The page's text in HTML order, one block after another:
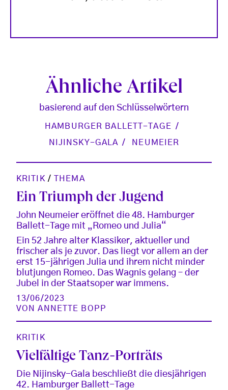
Ähnliche Artikel
basierend auf den Schlüsselwörtern
HAMBURGER BALLETT-TAGE
NIJINSKY-GALA
NEUMEIER
KRITIK / THEMA
Ein Triumph der Jugend
John Neumeier eröffnet die 48. Hamburger
Ballett-Tage mit „Romeo und Julia“
Ein 52 Jahre alter Klassiker, aktueller und
frischer als je zuvor. Das liegt vor allem an der
erst 15-jährigen Julia und ihrem nicht minder
blutjungen Romeo. Das Wagnis gelang – der
Jubel in der Staatsoper war immens.
13/06/2023
VONANNETTE BOPP
KRITIK
Vielfältige Tanz-Porträts
Die Nijinsky-Gala beschließt die diesjährigen
42. Hamburger Ballett-Tage